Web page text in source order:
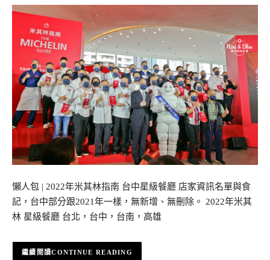
懶人包 | 2022年米其林指南 台中星級餐廳 店家資訊名單與食
記，台中部分跟2021年一樣，無新增、無刪除。 2022年米其
林 星級餐廳 台北，台中，台南，高雄
CONTINUE READING